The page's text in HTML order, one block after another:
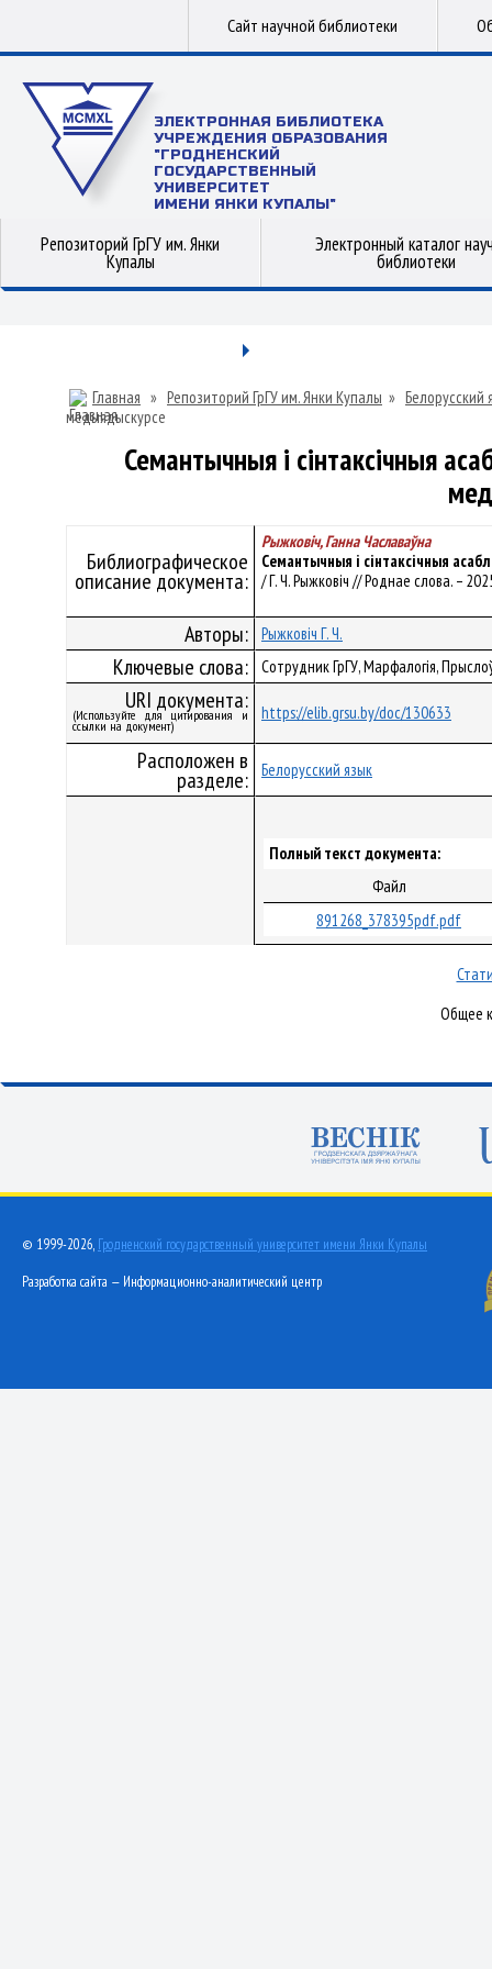
Сайт научной библиотеки
ЭЛЕКТРОННАЯ БИБЛИОТЕКА
УЧРЕЖДЕНИЯ ОБРАЗОВАНИЯ
"ГРОДНЕНСКИЙ
ГОСУДАРСТВЕННЫЙ
УНИВЕРСИТЕТ
ИМЕНИ ЯНКИ КУПАЛЫ"
Репозиторий ГрГУ им. Янки
Купалы
Электронный каталог
библиотеки
Главная » Репозиторий ГрГУ им. Янки Купалы » Белорусский
медыядыскурсе
Семантычныя і сінтаксічныя
Библиографическое
описание документа:
Рыжковіч, Ганна Чаславаўна
Семантычныя і сінтаксічныя
/ Г. Ч. Рыжковіч // Роднае слова. –
Авторы: Рыжковіч Г. Ч.
Ключевые слова: Сотрудник ГрГУ, Марфалогія,
URI документа:
(Используйте для цитирования и
ссылки на документ)
https://elib.grsu.by/doc/130633
Расположен в
разделе: Белорусский язык
Полный текст документа:
Файл
891268_378395pdf.pdf
Общее
© 1999-2026, Гродненский государственный университет имени Янки Купалы
Разработка сайта — Информационно-аналитический центр